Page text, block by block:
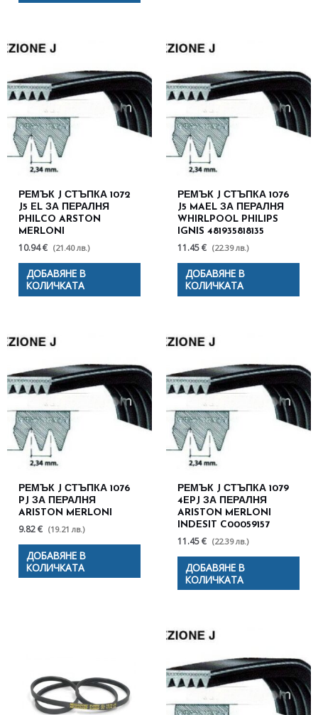
РЕМЪК J СТЪПКА 1072
J5 EL ЗА ПЕРАЛНЯ
PHILCO ARSTON
MERLONI
10.94 € (21.40 лв.)
ДОБАВЯНЕ В
КОЛИЧКАТА
РЕМЪК J СТЪПКА 1076
J5 MAEL ЗА ПЕРАЛНЯ
WHIRLPOOL PHILIPS
IGNIS 481935818135
11.45 € (22.39 лв.)
ДОБАВЯНЕ В
КОЛИЧКАТА
РЕМЪК J СТЪПКА 1076
PJ ЗА ПЕРАЛНЯ
ARISTON MERLONI
9.82 € (19.21 лв.)
ДОБАВЯНЕ В
КОЛИЧКАТА
РЕМЪК J СТЪПКА 1079
4EPJ ЗА ПЕРАЛНЯ
ARISTON MERLONI
INDESIT C00059157
11.45 € (22.39 лв.)
ДОБАВЯНЕ В
КОЛИЧКАТА